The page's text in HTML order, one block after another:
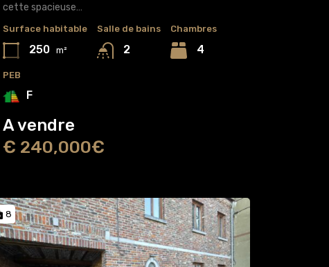
cette spacieuse…
Surface habitable
250 m²
Salle de bains
2
Chambres
4
PEB
F
A vendre
€ 240,000€
8